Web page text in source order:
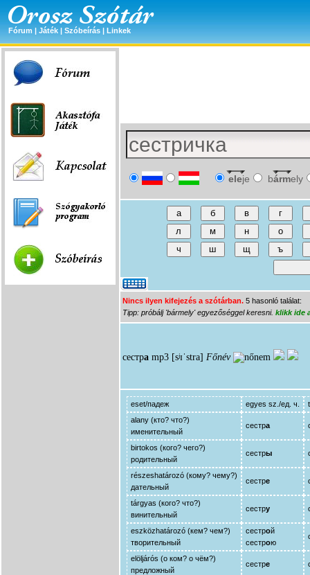
Fórum | Játék | Szóbeírás | Linkek
eleje bármely
Nincs ilyen kifejezés a szótárban. 5 hasonló találat:
Tipp: próbálj 'bármely' egyezőséggel keresni. klikk ide
сестра mp3 [sʲɪˈstra] Főnév
eset/падеж egyes sz./ед. ч.
alany (кто? что?)
именительный
сестра
birtokos (кого? чего?)
родительный
сестры
részeshatározó (кому? чему?)
дательный
сестре
tárgyas (кого? что?)
винительный
сестру
eszközhatározó (кем? чем?)
творительный
сестрой
сестрою
elöljárós (о ком? о чём?)
предложный
сестре